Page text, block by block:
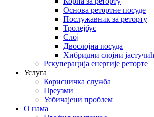
Основа ретортне посуде
Послужавник за реторту
Тролејбус
Слој
Двослојна посуда
Хибридни слојни јастучић
Рекуперација енергије реторте
Услуга
Корисничка служба
Преузми
Уобичајени проблем
О нама